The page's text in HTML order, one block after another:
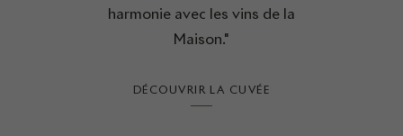
harmonie avec les vins de la
Maison."
DÉCOUVRIR LA CUVÉE